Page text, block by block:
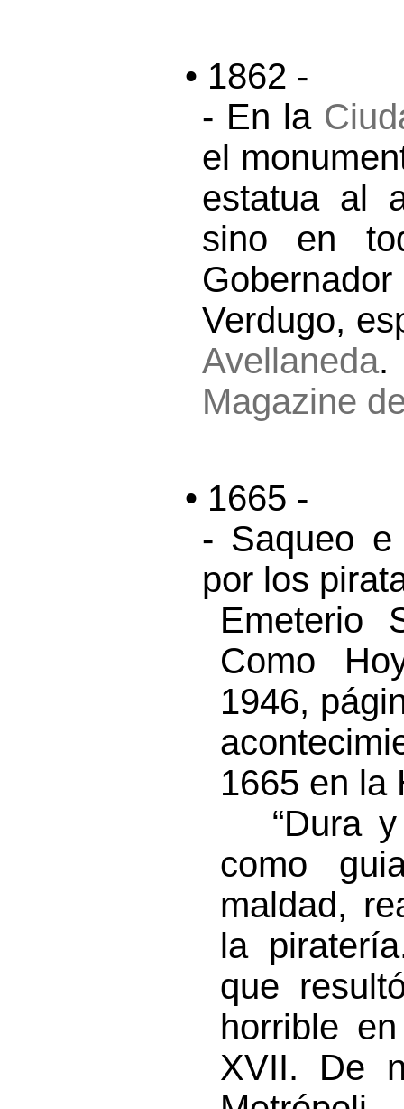
• 1862 -
- En la
el
estatua al
sino en
Verdugo,
Avellaneda.
Magazine
• 1665 -
- Saqueo
por los
Emeterio
Como
1946,
1665 en la
“Dura y
como
maldad,
la
que
horrible
XVII. De